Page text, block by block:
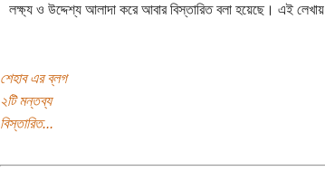
লক্ষ্য ও উদ্দেশ্য আলাদা করে আবার বিস্তারিত বলা হয়েছে। এই লেখায়
শেহাব এর ব্লগ
২টি মন্তব্য
বিস্তারিত...